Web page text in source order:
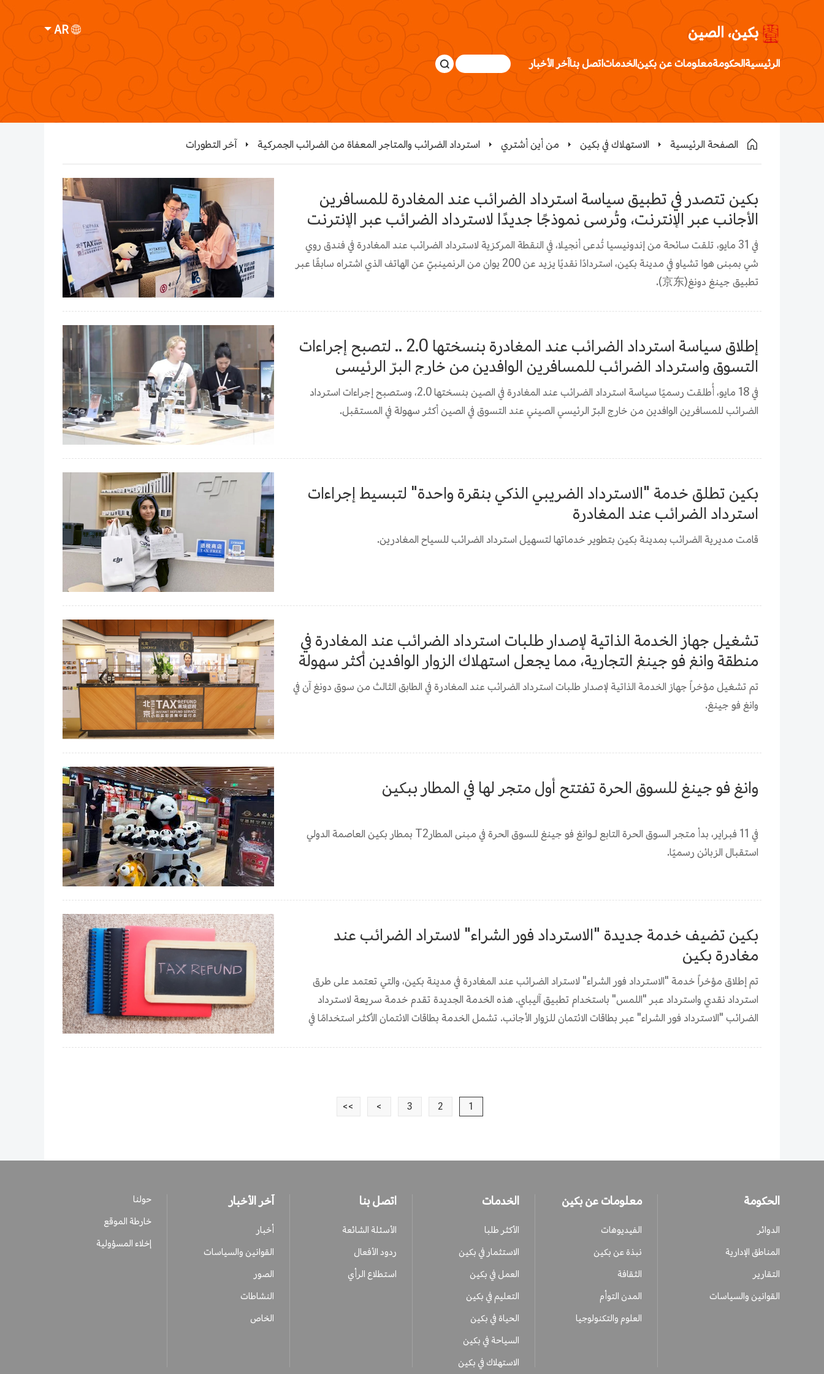
بكين، الصين AR
الرئيسيةالحكومةمعلومات عن بكينالخدماتاتصل بناآخر الأخبار
الصفحة الرئيسية الاستهلاك في بكين من أين أشتري استرداد الضرائب والمتاجر المعفاة من الضرائب الجمركية آخر التطورات
بكين تتصدر في تطبيق سياسة استرداد الضرائب عند المغادرة للمسافرين
الأجانب عبر الإنترنت، وتُرسي نموذجًا جديدًا لاسترداد الضرائب عبر الإنترنت
في 31 مايو، تلقت سائحة من إندونيسيا تُدعى أنجيلا، في النقطة المركزية لاسترداد الضرائب عند المغادرة في فندق روي
شي بمبنى هوا تشياو في مدينة بكين، استردادًا نقديًا يزيد عن 200 يوان من الرنمينبيّ عن الهاتف الذي اشتراه سابقًا عبر
تطبيق جينغ دونغ(京东).
إطلاق سياسة استرداد الضرائب عند المغادرة بنسختها 2.0 .. لتصبح إجراءات
التسوق واسترداد الضرائب للمسافرين الوافدين من خارج البرّ الرئيسي
الصيني إلى الصين أكثر سهولة
في 18 مايو، أُطلقت رسميًا سياسة استرداد الضرائب عند المغادرة في الصين بنسختها 2.0، وستصبح إجراءات استرداد
الضرائب للمسافرين الوافدين من خارج البرّ الرئيسي الصيني عند التسوق في الصين أكثر سهولة في المستقبل.
بكين تطلق خدمة "الاسترداد الضريبي الذكي بنقرة واحدة" لتبسيط إجراءات
استرداد الضرائب عند المغادرة
قامت مديرية الضرائب بمدينة بكين بتطوير خدماتها لتسهيل استرداد الضرائب للسياح المغادرين.
تشغيل جهاز الخدمة الذاتية لإصدار طلبات استرداد الضرائب عند المغادرة في
منطقة وانغ فو جينغ التجارية، مما يجعل استهلاك الزوار الوافدين أكثر سهولة
تم تشغيل مؤخراً جهاز الخدمة الذاتية لإصدار طلبات استرداد الضرائب عند المغادرة في الطابق الثالث من سوق دونغ آن في
وانغ فو جينغ.
وانغ فو جينغ للسوق الحرة تفتتح أول متجر لها في المطار ببكين
في 11 فبراير، بدأ متجر السوق الحرة التابع لـوانغ فو جينغ للسوق الحرة في مبنى المطارT2 بمطار بكين العاصمة الدولي
استقبال الزبائن رسميًا.
بكين تضيف خدمة جديدة "الاسترداد فور الشراء" لاستراد الضرائب عند
مغادرة بكين
تم إطلاق مؤخراً خدمة "الاسترداد فور الشراء" لاستراد الضرائب عند المغادرة في مدينة بكين، والتي تعتمد على طرق
استرداد نقدي واسترداد عبر "اللمس" باستخدام تطبيق آليباي. هذه الخدمة الجديدة تقدم خدمة سريعة لاسترداد
الضرائب "الاسترداد فور الشراء" عبر بطاقات الائتمان للزوار الأجانب. تشمل الخدمة بطاقات الائتمان الأكثر استخدامًا في
1
2
3
>
>>
الحكومة
الدوائر
المناطق الإدارية
التقارير
القوانين والسياسات
معلومات عن بكين
الفيديوهات
نبذة عن بكين
الثقافة
المدن التوأم
العلوم والتكنولوجيا
الخدمات
الأكثر طلبا
الاستثمار في بكين
العمل في بكين
التعليم في بكين
الحياة في بكين
السياحة في بكين
الاستهلاك في بكين
اتصل بنا
الأسئلة الشائعة
ردود الأفعال
استطلاع الرأي
آخر الأخبار
أخبار
القوانين والسياسات
الصور
النشاطات
الخاص
حولنا
خارطة الموقع
إخلاء المسؤولية